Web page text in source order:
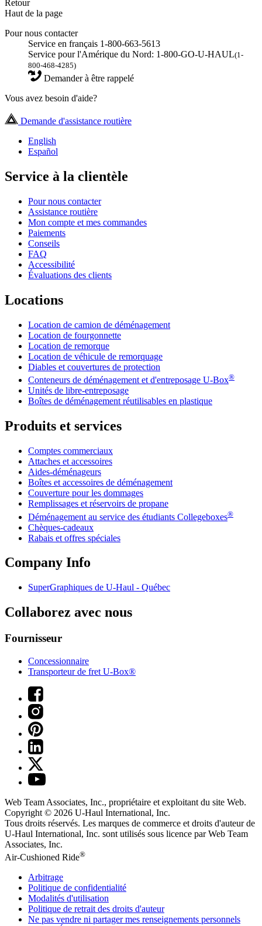
Retour
Haut de la page
Pour nous contacter
Service en français 1-800-663-5613
Service pour l'Amérique du Nord: 1-800-GO-U-HAUL(1-
800-468-4285)
Demander à être rappelé
Vous avez besoin d'aide?
Demande d'assistance routière
English
Español
Service à la clientèle
Pour nous contacter
Assistance routière
Mon compte et mes commandes
Paiements
Conseils
FAQ
Accessibilité
Évaluations des clients
Locations
Location de camion de déménagement
Location de fourgonnette
Location de remorque
Location de véhicule de remorquage
Diables et couvertures de protection
Conteneurs de déménagement et d'entreposage U-Box®
Unités de libre-entreposage
Boîtes de déménagement réutilisables en plastique
Produits et services
Comptes commerciaux
Attaches et accessoires
Aides-déménageurs
Boîtes et accessoires de déménagement
Couverture pour les dommages
Remplissages et réservoirs de propane
Déménagement au service des étudiants Collegeboxes®
Chèques-cadeaux
Rabais et offres spéciales
Company Info
SuperGraphiques de U-Haul - Québec
Collaborez avec nous
Fournisseur
Concessionnaire
Transporteur de fret U-Box®
Web Team Associates, Inc., propriétaire et exploitant du site Web.
Copyright © 2026 U-Haul International, Inc.
Tous droits réservés. Les marques de commerce et droits d'auteur de
U-Haul International, Inc. sont utilisés sous licence par Web Team
Associates, Inc.
Air-Cushioned Ride®
Arbitrage
Politique de confidentialité
Modalités d'utilisation
Politique de retrait des droits d'auteur
Ne pas vendre ni partager mes renseignements personnels